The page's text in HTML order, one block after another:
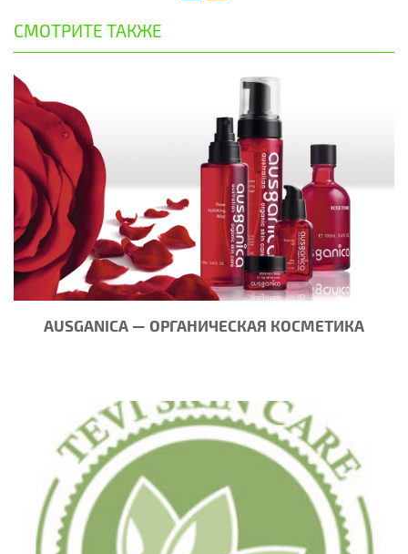
СМОТРИТЕ ТАКЖЕ
AUSGANICA — ОРГАНИЧЕСКАЯ КОСМЕТИКА